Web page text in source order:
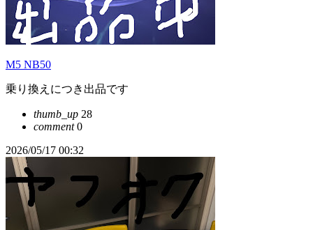
M5 NB50
乗り換えにつき出品です
thumb_up 28
comment0
2026/05/17 00:32